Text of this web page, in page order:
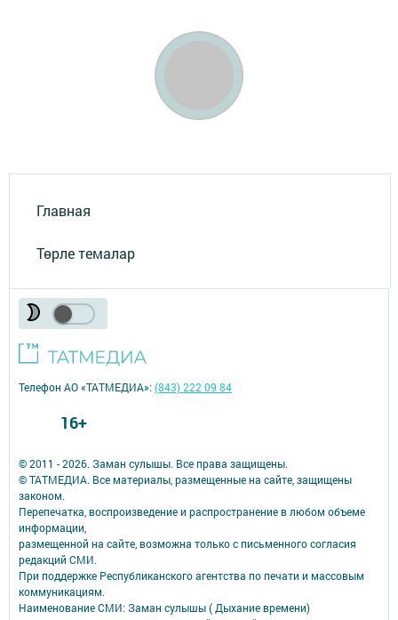
Главная
Төрле темалар
© 2011 - 2026. Заман сулышы. Все права защищены.
© ТАТМЕДИА. Все материалы, размещенные на сайте, защищены
законом.
Перепечатка, воспроизведение и распространение в любом объеме
информации,
размещенной на сайте, возможна только с письменного согласия
редакций СМИ.
При поддержке Республиканского агентства по печати и массовым
коммуникациям.
Наименование СМИ: Заман сулышы ( Дыхание времени)
Телефон АО «ТАТМЕДИА»:(843) 222 09 84
16+